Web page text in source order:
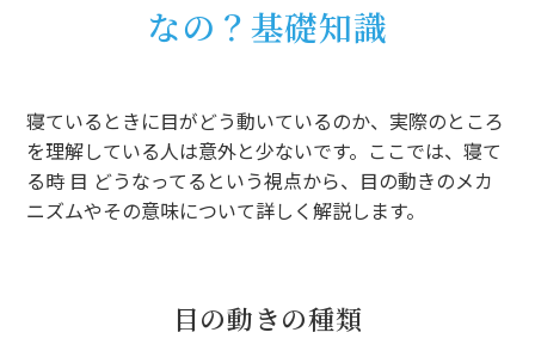
なの？基礎知識
寝ているときに目がどう動いているのか、実際のところ
を理解している人は意外と少ないです。ここでは、寝て
る時 目 どうなってるという視点から、目の動きのメカ
ニズムやその意味について詳しく解説します。
目の動きの種類